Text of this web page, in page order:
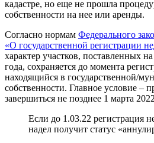
кадастре, но еще не прошла
собственности на нее или аренды.
Согласно нормам Федерального
«О государственной регистрации
характер участков, поставленных
года, сохраняется до момента
находящийся в государственной/
собственности. Главное условие –
завершиться не позднее 1 марта
Если до 1.03.22 регистрация
надел получит статус